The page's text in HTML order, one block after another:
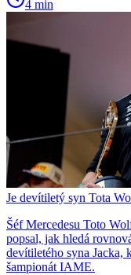
4 min
Je devítiletý syn Tota
Šéf Mercedesu Toto
popsal, jak hledá
devítiletého syna Jacka,
šampionát IAME.